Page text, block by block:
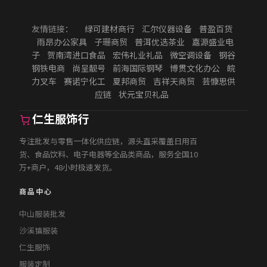
友情链接： 绿可建材商行 汇尔仪器设备
普盈百货
雨昂办公家具
子珊商贸 普洱优选茶业
嘉源盛业电
子
贺南湾进口食品 宏伟礼业礼品 微空调设备
钢谷
钢铁电商
尚呈靓号 前海国际钢琴 博贯文化办公
皖
力叉车
赛诺宁化工 夏邦商贸 吉祥天商贸
芸慷思供
应链 状元宝贝礼品
仁生服饰行
专注批发与零售一体化供应链，源头直采覆盖日用百
货、食品饮料、电子电器等全品类商品，服务全国10
万+商户，48小时极速发货。
商品中心
中山服装批发
沙溪镇服装
仁生服饰
服装定制